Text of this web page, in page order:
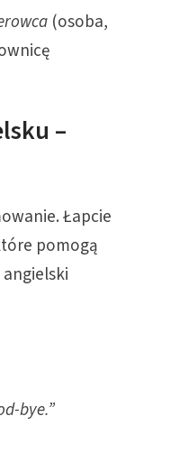
(osoba,
–
Łapcie
pomogą
bye.”